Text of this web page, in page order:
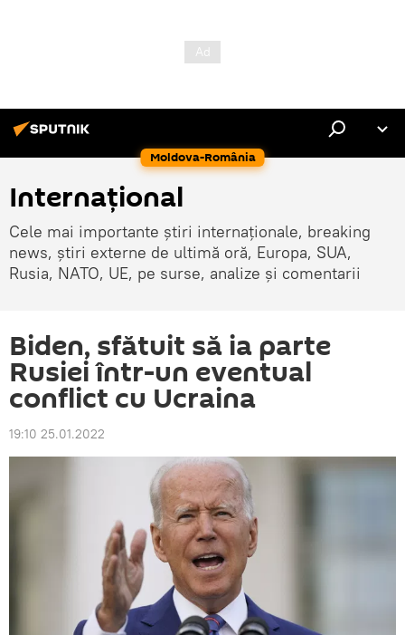
Moldova-România
Internaţional
Cele mai importante știri internaționale, breaking
news, știri externe de ultimă oră, Europa, SUA,
Rusia, NATO, UE, pe surse, analize și comentarii
Biden, sfătuit să ia parte
Rusiei într-un eventual
conflict cu Ucraina
19:10 25.01.2022